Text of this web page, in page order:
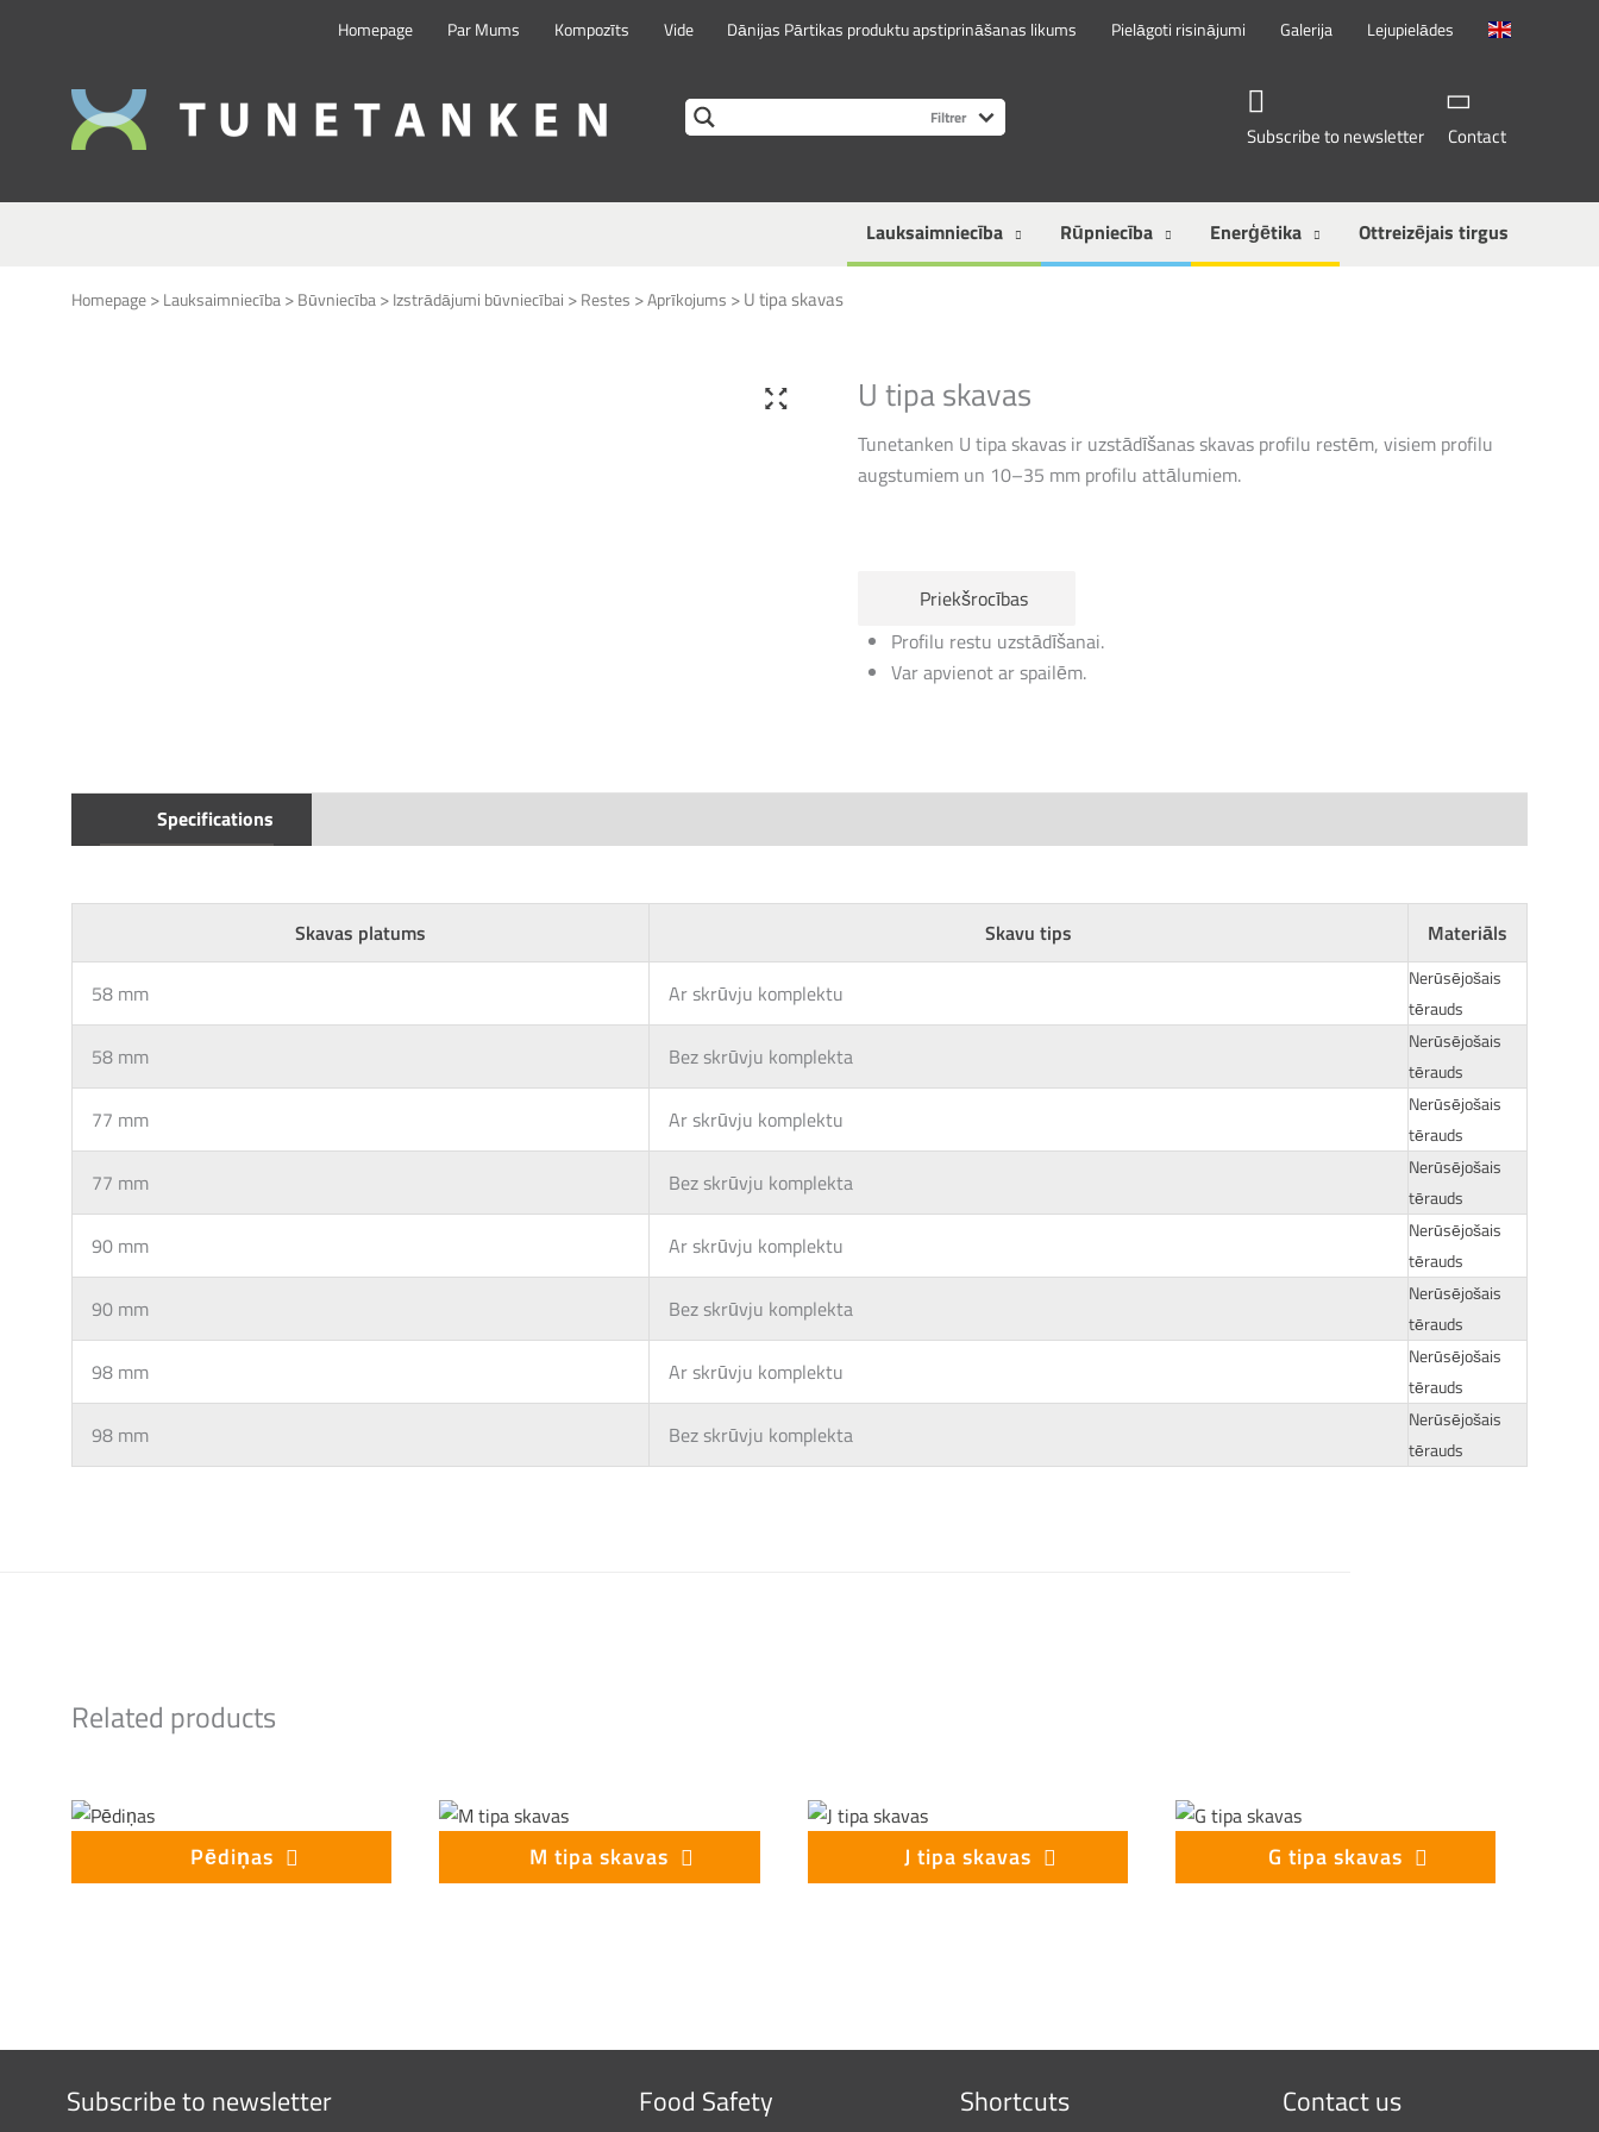
Homepage Par Mums Kompozīts Vide Dānijas Pārtikas produktu apstiprināšanas likums Pielāgoti risinājumi Galerija Lejupielādes
Subscribe to newsletter Contact
Lauksaimniecība Rūpniecība Enerģētika Ottreizējais tirgus
Homepage > Lauksaimniecība > Būvniecība > Izstrādājumi būvniecībai > Restes >Aprīkojums >U tipa skavas
U tipa skavas
Tunetanken U tipa skavas ir uzstādīšanas skavas profilu restēm, visiem profilu
augstumiem un 10–35 mm profilu attālumiem.
Priekšrocības
Profilu restu uzstādīšanai.
Var apvienot ar spailēm.
Specifications
Skavas platums Skavu tips Materiāls
58 mm Ar skrūvju komplektu
Nerūsējošais
tērauds
58 mm Bez skrūvju komplekta
Nerūsējošais
tērauds
77 mm Ar skrūvju komplektu
Nerūsējošais
tērauds
77 mm Bez skrūvju komplekta
Nerūsējošais
tērauds
90 mm Ar skrūvju komplektu
Nerūsējošais
tērauds
90 mm Bez skrūvju komplekta
Nerūsējošais
tērauds
98 mm Ar skrūvju komplektu
Nerūsējošais
tērauds
98 mm Bez skrūvju komplekta
Nerūsējošais
tērauds
Related products
Pēdiņas M tipa skavas J tipa skavas G tipa skavas
Subscribe to newsletter Food Safety Shortcuts Contact us